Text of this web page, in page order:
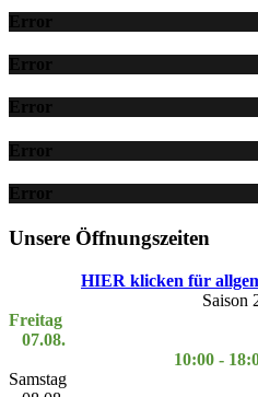
Error
Error
Error
Error
Error
Unsere Öffnungszeiten
HIER klicken für
Saison
Freitag
07.08.
10:00 -
Samstag